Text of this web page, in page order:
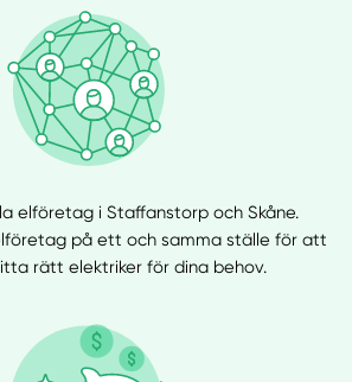
elföretag i Staffanstorp och Skåne.
på ett och samma ställe för att
rätt elektriker för dina behov.